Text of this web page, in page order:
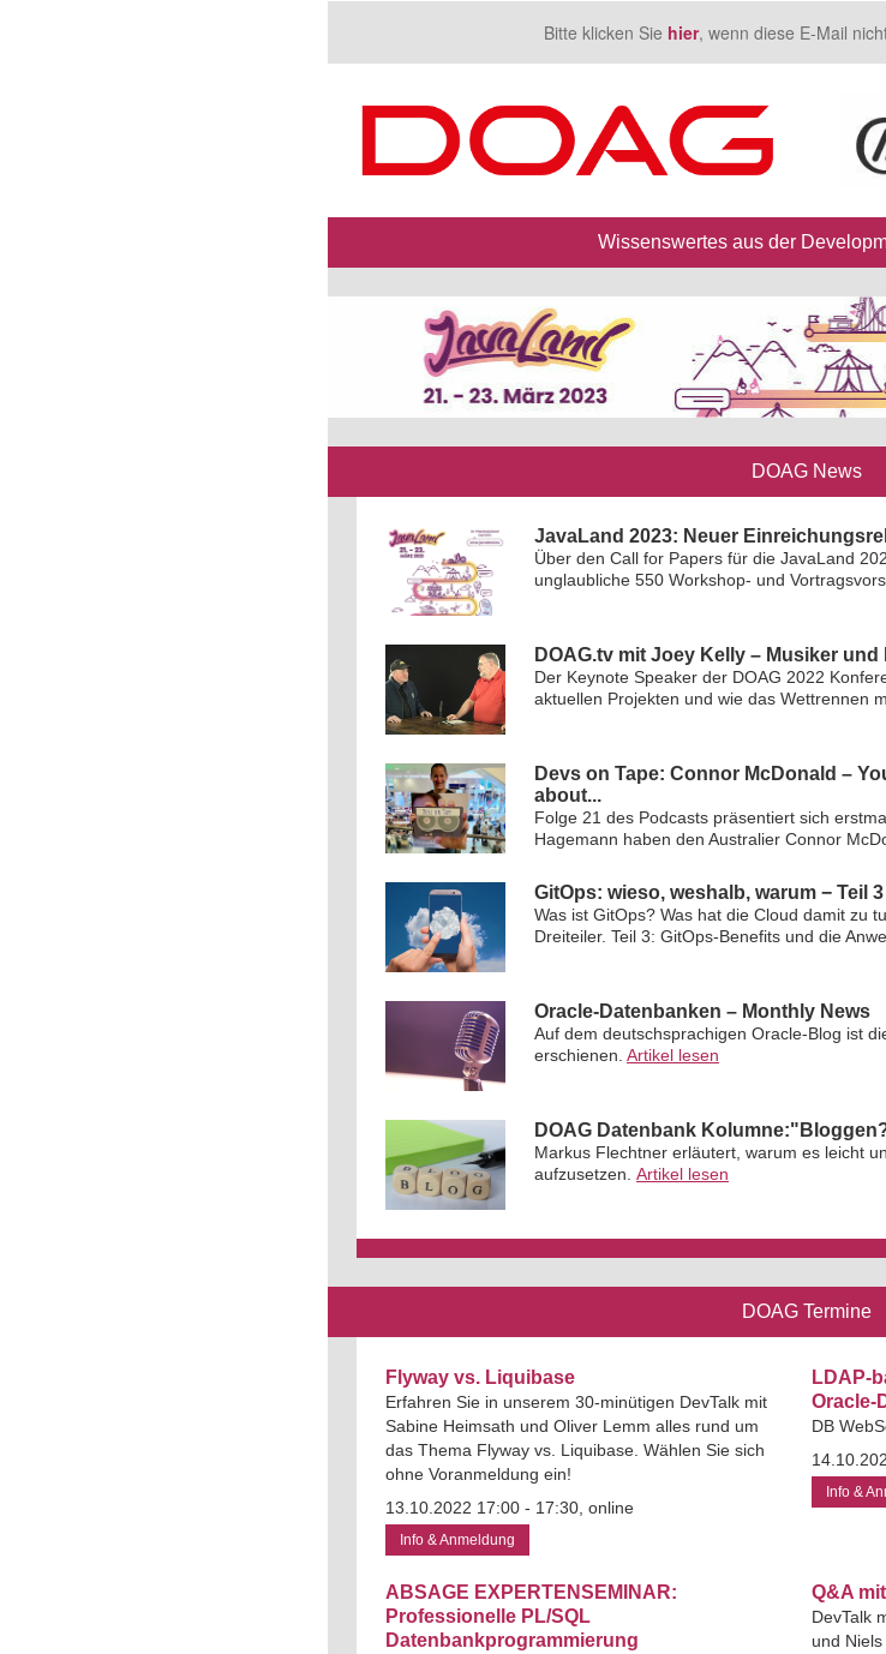
Bitte klicken Sie hier, wenn diese E-Mail
Wissenswertes aus der
DOAG News
JavaLand 2023: Neuer
Über den Call for Papers für die JavaLand
unglaubliche 550 Workshop- und
DOAG.tv mit Joey Kelly – Musiker
Der Keynote Speaker der DOAG 2022
aktuellen Projekten und wie das Wettrennen
Devs on Tape: Connor McDonald –
about...
Folge 21 des Podcasts präsentiert sich
Hagemann haben den Australier Connor
GitOps: wieso, weshalb, warum − Teil
Was ist GitOps? Was hat die Cloud damit zu
Dreiteiler. Teil 3: GitOps-Benefits und die
Oracle-Datenbanken – Monthly News
Auf dem deutschsprachigen Oracle-Blog ist
erschienen. Artikel lesen
DOAG Datenbank
Markus Flechtner erläutert, warum es leicht
aufzusetzen. Artikel lesen
DOAG Termine
Flyway vs. Liquibase
Erfahren Sie in unserem 30-minütigen DevTalk mit
Sabine Heimsath und Oliver Lemm alles rund um
das Thema Flyway vs. Liquibase. Wählen Sie sich
ohne Voranmeldung ein!
13.10.2022 17:00 - 17:30, online
Info & Anmeldung
LDAP-
Oracle-
DB
Info &
ABSAGE EXPERTENSEMINAR:
Professionelle PL/SQL
Datenbankprogrammierung
Q&A
DevTalk
und